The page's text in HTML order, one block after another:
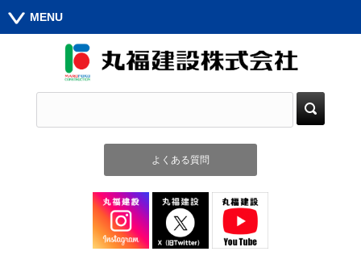
MENU
よくある質問